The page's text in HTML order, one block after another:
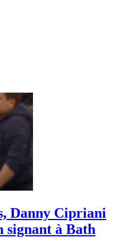
Danny Cipriani
signant à Bath